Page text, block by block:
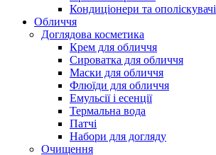
Кондиціонери та ополіскувачі
Обличчя
Доглядова косметика
Крем для обличчя
Сироватка для обличчя
Маски для обличчя
Флюїди для обличчя
Емульсії і есенції
Термальна вода
Патчі
Набори для догляду
Очищення